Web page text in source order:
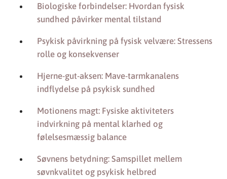
Biologiske forbindelser: Hvordan fysisk
sundhed påvirker mental tilstand
Psykisk påvirkning på fysisk velvære: Stressens
rolle og konsekvenser
Hjerne-gut-aksen: Mave-tarmkanalens
indflydelse på psykisk sundhed
Motionens magt: Fysiske aktiviteters
indvirkning på mental klarhed og
følelsesmæssig balance
Søvnens betydning: Samspillet mellem
søvnkvalitet og psykisk helbred